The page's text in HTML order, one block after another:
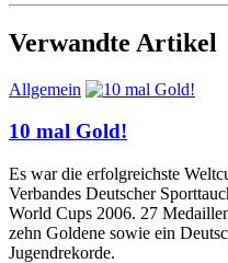
Verwandte Artikel
Allgemein
10 mal Gold!
Es war die erfolgreichste
Verbandes Deutscher
World Cups 2006. 27
zehn Goldene sowie ein
Jugendrekorde.